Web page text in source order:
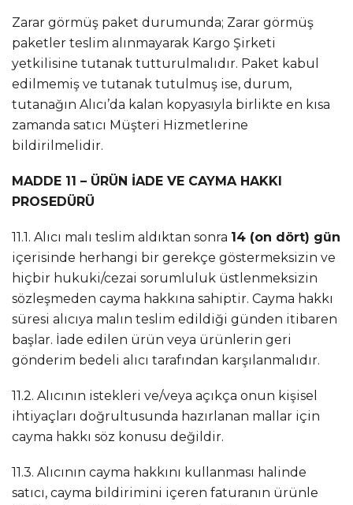
Zarar görmüş paket durumunda; Zarar görmüş
paketler teslim alınmayarak Kargo Şirketi
yetkilisine tutanak tutturulmalıdır. Paket kabul
edilmemiş ve tutanak tutulmuş ise, durum,
tutanağın Alıcı’da kalan kopyasıyla birlikte en kısa
zamanda satıcı Müşteri Hizmetlerine
bildirilmelidir.
MADDE 11 – ÜRÜN İADE VE CAYMA HAKKI
PROSEDÜRÜ
11.1. Alıcı malı teslim aldıktan sonra 14 (on dört) gün
içerisinde herhangi bir gerekçe göstermeksizin ve
hiçbir hukuki/cezai sorumluluk üstlenmeksizin
sözleşmeden cayma hakkına sahiptir. Cayma hakkı
süresi alıcıya malın teslim edildiği günden itibaren
başlar. İade edilen ürün veya ürünlerin geri
gönderim bedeli alıcı tarafından karşılanmalıdır.
11.2. Alıcının istekleri ve/veya açıkça onun kişisel
ihtiyaçları doğrultusunda hazırlanan mallar için
cayma hakkı söz konusu değildir.
11.3. Alıcının cayma hakkını kullanması halinde
satıcı, cayma bildirimini içeren faturanın ürünle